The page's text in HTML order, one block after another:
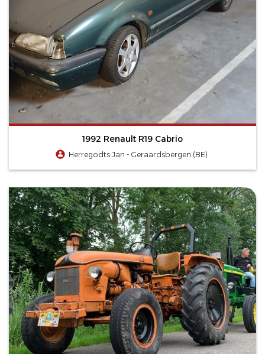
1992 Renault R19 Cabrio
Herregodts Jan - Geraardsbergen (BE)